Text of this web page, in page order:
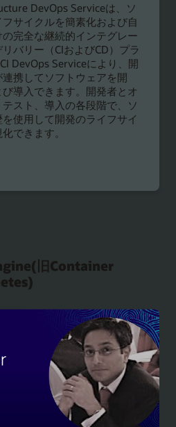
DevOps Serviceは、ソ
サイクルを簡素化および自
完全な継続的インテグレー
バリー（CIおよびCD）プラ
DevOps Serviceにより、開
携してソフトウェアを開
導入できます。開発者とオ
スト、導入の各段階で、ソ
使用して開発のライフサイ
できます。
旧Container